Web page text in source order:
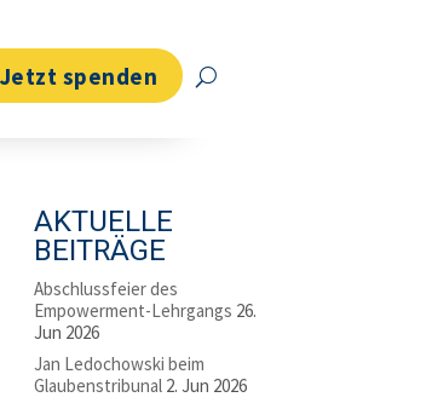
Jetzt spenden
AKTUELLE
BEITRÄGE
Abschlussfeier des
Empowerment-Lehrgangs 26.
Jun 2026
Jan Ledochowski beim
Glaubenstribunal 2. Jun 2026